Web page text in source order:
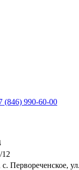
(846) 990-60-00
12
Первореченское,